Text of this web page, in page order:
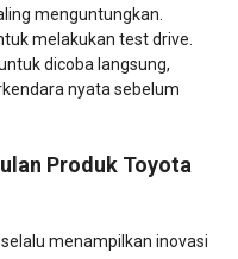
menguntungkan.
melakukan test drive.
dicoba langsung,
nyata sebelum
Produk Toyota
menampilkan inovasi